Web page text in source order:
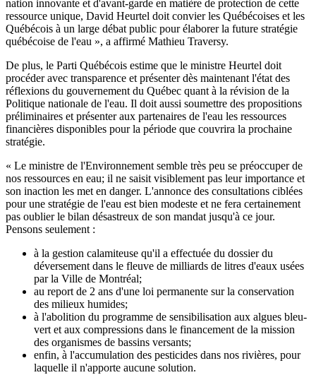
nation innovante et d'avant-garde en matière de protection de cette
ressource unique, David Heurtel doit convier les Québécoises et les
Québécois à un large débat public pour élaborer la future stratégie
québécoise de l'eau », a affirmé Mathieu Traversy.
De plus, le Parti Québécois estime que le ministre Heurtel doit
procéder avec transparence et présenter dès maintenant l'état des
réflexions du gouvernement du Québec quant à la révision de la
Politique nationale de l'eau. Il doit aussi soumettre des propositions
préliminaires et présenter aux partenaires de l'eau les ressources
financières disponibles pour la période que couvrira la prochaine
stratégie.
« Le ministre de l'Environnement semble très peu se préoccuper de
nos ressources en eau; il ne saisit visiblement pas leur importance et
son inaction les met en danger. L'annonce des consultations ciblées
pour une stratégie de l'eau est bien modeste et ne fera certainement
pas oublier le bilan désastreux de son mandat jusqu'à ce jour.
Pensons seulement :
à la gestion calamiteuse qu'il a effectuée du dossier du
déversement dans le fleuve de milliards de litres d'eaux usées
par la Ville de Montréal;
au report de 2 ans d'une loi permanente sur la conservation
des milieux humides;
à l'abolition du programme de sensibilisation aux algues bleu-
vert et aux compressions dans le financement de la mission
des organismes de bassins versants;
enfin, à l'accumulation des pesticides dans nos rivières, pour
laquelle il n'apporte aucune solution.